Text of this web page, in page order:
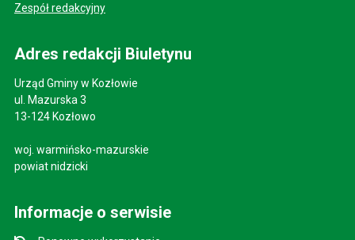
Zespół redakcyjny
Adres redakcji Biuletynu
Urząd Gminy w Kozłowie
ul. Mazurska 3
13-124 Kozłowo
woj. warmińsko-mazurskie
powiat nidzicki
Informacje o serwisie